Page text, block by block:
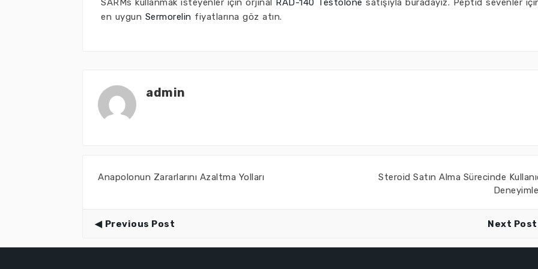
SARMs kullanmak isteyenler için orjinal RAD-140 Testolone satışıyla buradayız. Peptid sevenler
en uygun Sermorelin fiyatlarına göz atın.
admin
Anapolonun Zararlarını Azaltma Yolları
Steroid Satın Alma Sürecinde
Previous Post Next Post